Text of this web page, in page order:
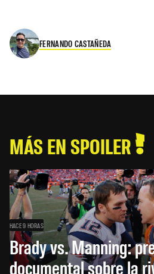
FERNANDO CASTAÑEDA
MÁS EN SPOILER
HACE 9 HORAS
Brady vs. Manning:
documental sobre la